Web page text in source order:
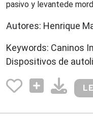
pasivo y levantede
Autores: Henrique
Keywords: Caninos
Dispositivos de